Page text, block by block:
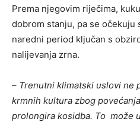
Prema njegovim riječima,
dobrom stanju, pa se očekuju
naredni period ključan s
nalijevanja zrna.
– Trenutni klimatski uslovi ne
krmnih kultura zbog
prolongira kosidba. To može